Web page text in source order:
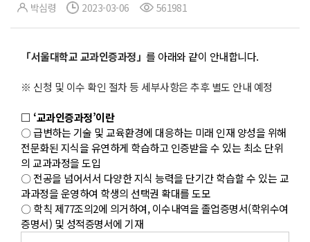
박심령 2023-03-06 561981
「서울대학교 교과인증과정」 를 아래와 같이 안내합니다.
※ 신청 및 이수 확인 절차 등 세부사항은 추후 별도 안내 예정
□ ‘교과인증과정’이란
〇 급변하는 기술 및 교육환경에 대응하는 미래 인재 양성을 위해
전문화된 지식을 유연하게 학습하고 인증받을 수 있는 최소 단위
의 교과과정을 도입
〇 전공을 넘어서서 다양한 지식 능력을 단기간 학습할 수 있는 교
과과정을 운영하여 학생의 선택권 확대를 도모
〇 학칙 제77조의2에 의거하여, 이수내역을 졸업증명서(학위수여
증명서) 및 성적증명서에 기재